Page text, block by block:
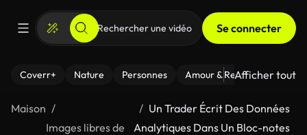
Se connecter
Coverr+ Nature Personnes Amour & Relations Le
Afficher tout
Maison
Images libres de
Un Trader Écrit Des Données
Analytiques Dans Un Bloc-notes